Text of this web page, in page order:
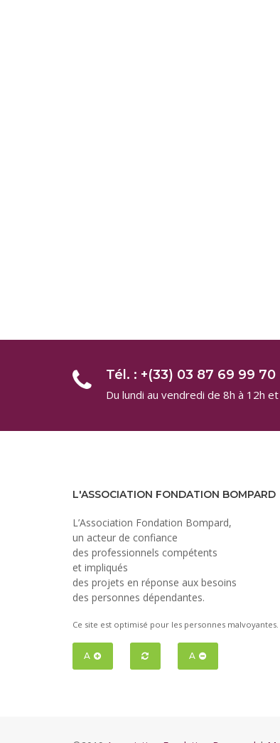
Tél. : +(33) 03 87 69 99 70
Du lundi au vendredi de 8h à 12h
L'ASSOCIATION FONDATION BOMPARD
L’Association Fondation Bompard,
un acteur de confiance
des professionnels compétents
et impliqués
des projets en réponse aux besoins
des personnes dépendantes.
Ce site est optimisé pour les personnes malvoyantes.
A A